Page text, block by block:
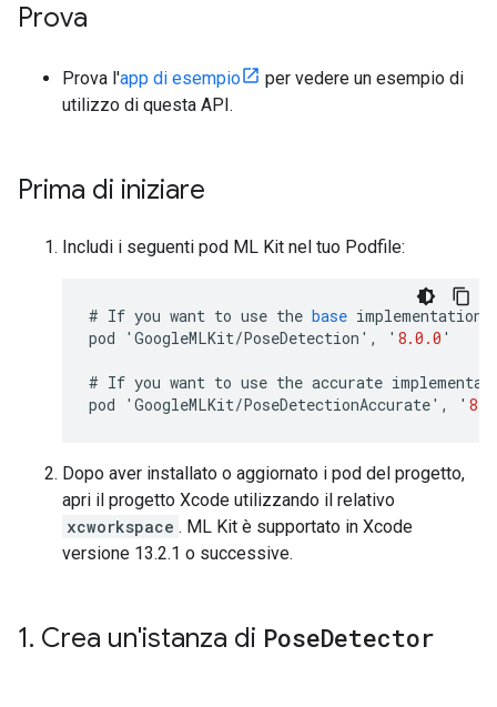
Prova
Prova l'app di esempio
per vedere un esempio di
utilizzo di questa API.
Prima di iniziare
Includi i seguenti pod ML Kit nel tuo Podfile:
# If you want to use the base implementation
pod
' GoogleMLKit/PoseDetection ' , ' 8.0.0 '
# If you want to use the accurate
pod
' GoogleMLKit/PoseDetectionAccurate' , '
Dopo aver installato o aggiornato i pod del progetto,
apri il progetto Xcode utilizzando il relativo
xcworkspace . ML Kit è supportato in Xcode
versione 13.2.1 o successive.
1. Crea un'istanza di PoseDetector